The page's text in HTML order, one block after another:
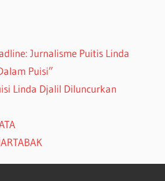
Jurnalisme Puitis Linda
Puisi”
Linda Djalil Diluncurkan